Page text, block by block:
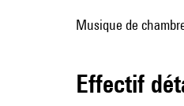
Musique de
effectif